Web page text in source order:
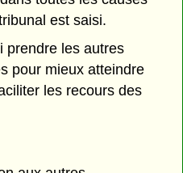
est saisi.
prendre les autres
pour mieux atteindre
les recours des